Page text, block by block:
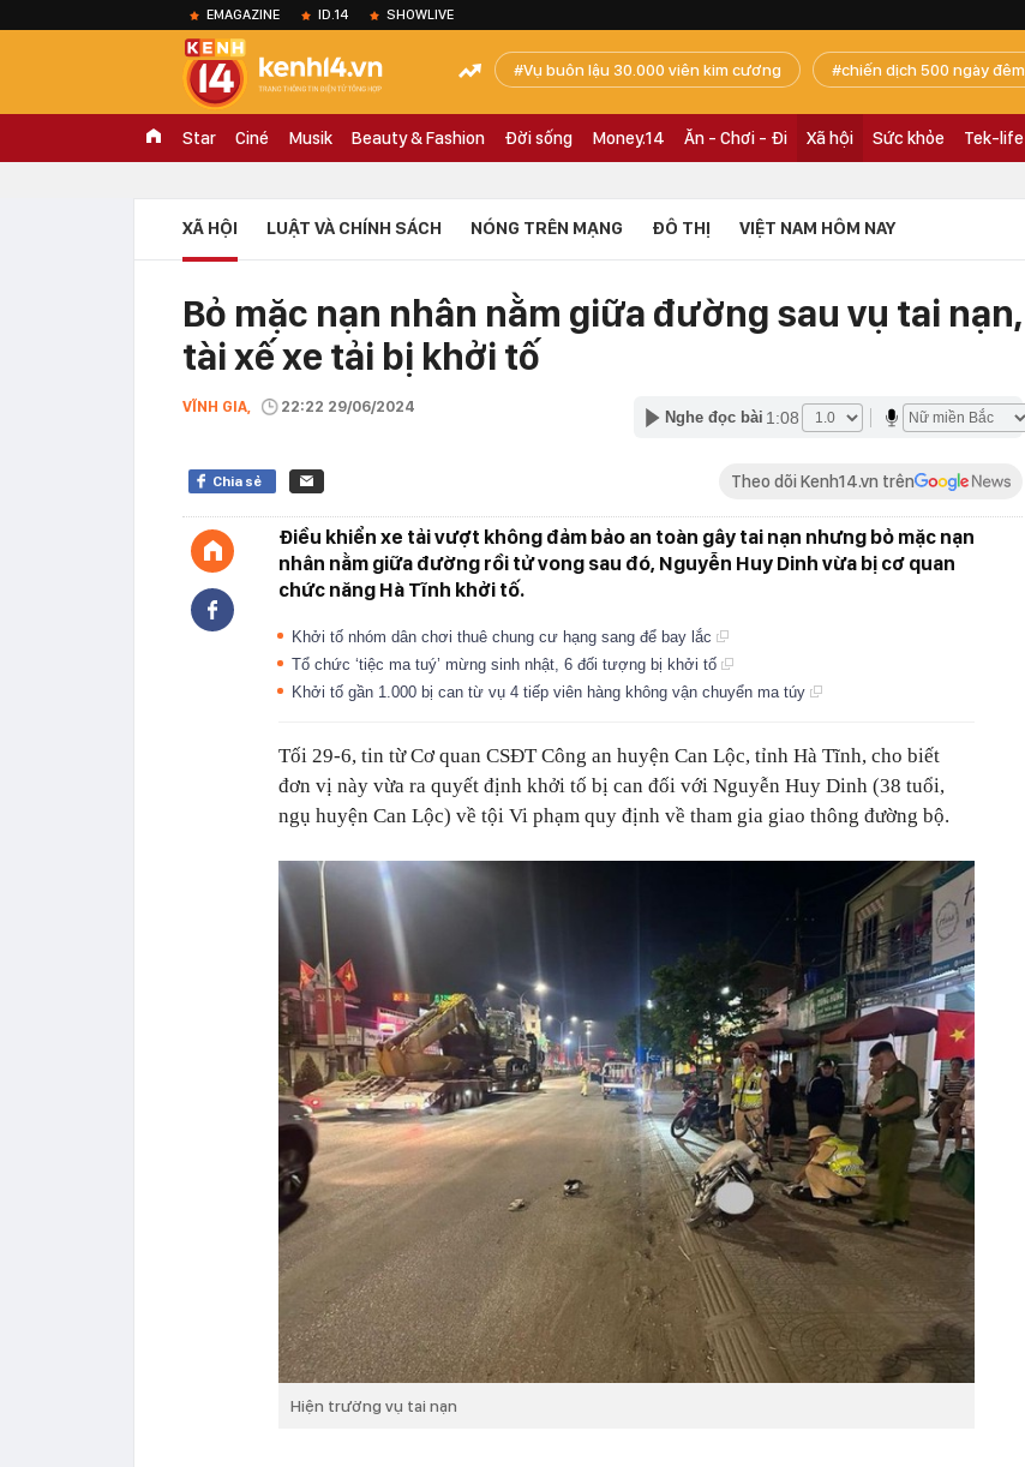
EMAGAZINE ID.14 SHOWLIVE
Vụ buôn lậu 30.000 viên kim cương chiến dịch 500 ngày đêm
Star Ciné Musik Beauty & Fashion Đời sống Money.14 Ăn - Chơi - Đi Xã hội Sức khỏe Tek-life
XÃ HỘI LUẬT VÀ CHÍNH SÁCH NÓNG TRÊN MẠNG ĐÔ THỊ VIỆT NAM HÔM NAY
Bỏ mặc nạn nhân nằm giữa đường sau vụ tai nạn,
tài xế xe tải bị khởi tố
VĨNH GIA, 22:22 29/06/2024
Nghe đọc bài 1:08
Chia sẻ Theo dõi Kenh14.vn trên
Điều khiển xe tải vượt không đảm bảo an toàn gây tai nạn nhưng bỏ mặc nạn
nhân nằm giữa đường rồi tử vong sau đó, Nguyễn Huy Dinh vừa bị cơ quan
chức năng Hà Tĩnh khởi tố.
Khởi tố nhóm dân chơi thuê chung cư hạng sang để bay lắc
Tổ chức ‘tiệc ma tuý’ mừng sinh nhật, 6 đối tượng bị khởi tố
Khởi tố gần 1.000 bị can từ vụ 4 tiếp viên hàng không vận chuyển ma túy
Tối 29-6, tin từ Cơ quan CSĐT Công an huyện Can Lộc, tỉnh Hà Tĩnh, cho biết
đơn vị này vừa ra quyết định khởi tố bị can đối với Nguyễn Huy Dinh (38 tuổi,
ngụ huyện Can Lộc) về tội Vi phạm quy định về tham gia giao thông đường bộ.
Hiện trường vụ tai nạn